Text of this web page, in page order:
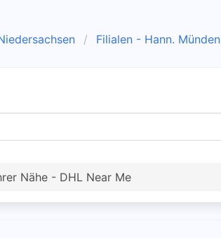
Filialen - Hann. Münden
Nähe - DHL Near Me